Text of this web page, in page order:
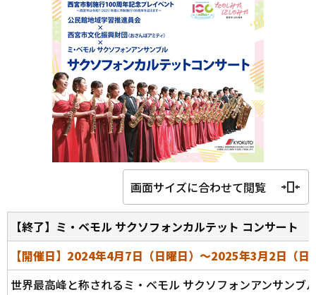
画面サイズに合わせて閲覧
【終了】ミ・ベモル サクソフォンカルテット コンサート
【開催日】2024年4月7日（日曜日）～2025年3月2日（日
世界最高峰と称されるミ・ベモル サクソフォンアンサンブ